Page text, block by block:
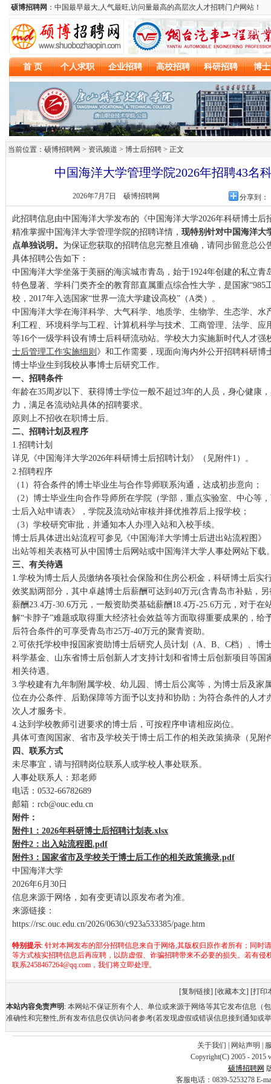
当前位置：硕博招聘网 > 资讯频道 > 博士后招聘 > 正文
中国海洋大学管理学院2026年招聘43名
2026年7月7日 硕博招聘网 分享到：
此招聘信息由中国海洋大学发布的《中国海洋大学2026年科研博士
精准掌握中国海洋大学管理学院的招聘详情， 现特别针对中国海洋大
点单独说明。 为保证您获取的招聘信息完整且准确，请同步留意总公
具体招聘公告如下：
中国海洋大学坐落于美丽的海滨城市青岛，始于1924年创建的私立青
特色显著、学科门类齐全的教育部直属重点综合性大学，是国家“985
校，2017年入选国家“世界一流大学建设高校”（A类）。
中国海洋大学在海洋科学、大气科学、地质学、生物学、生态学、水
利工程、环境科学与工程、计算机科学与技术、工商管理、法学、应
等16个一级学科设有博士后科研流动站。学校大力实施新时代人才强
士后管理工作实施细则 》和工作需要，现面向海内外公开招聘科研博
博士毕业生到我校从事博士后研究工作。
一、招聘条件
年龄在35周岁以下、获得博士学位一般不超过3年的人员，身心健康
力，满足各流动站具体的招聘要求。
原则上不招收在职博士后。
二、招聘计划及程序
1.招聘计划
详见《中国海洋大学2026年科研博士后招聘计划》（见附件1）。
2.招聘程序
（1）符合条件的博士毕业生与合作导师联系沟通，达成初步意向；
（2）博士毕业生向合作导师所在学院（学部，重点实验室、中心等
士后入站申请表》，学院及流动站审核并择优推荐后上报学校；
（3）学校研究审批，并通知本人办理入站和入校手续。
博士后具体进出站流程可参见《中国海洋大学博士后进出站流程图》
出站等相关表格可从中国博士后网站或中国海洋大学人事处网站下载
三、有关待遇
1.学校为博士后人员缴纳各项社会保险和住房公积金，科研博士后实
效奖励两部分，其中卓越博士后薪酬可达到40万元(含青岛市补贴，
薪酬23.4万-30.6万元，一般资助类基础薪酬18.4万-25.6万元，对于在
解“卡脖子”难题或取得重大经济社会效益等方面取得重要成果的，给
后符合条件的可享受青岛市25万-40万元的聚青资助。
2.可依托学校申报国家资助博士后研究人员计划（A、B、C档）、博
科学基金、山东省博士后创新人才支持计划和省博士后创新项目等国
相关待遇。
3.学校建有九年制附属学校、幼儿园、博士后公寓等，为博士后及家
位在办公条件、后勤保障等方面予以支持和协助；为符合条件的人才
次人才服务卡。
4.达到学校教师引进要求的博士后，可按程序申请相应岗位。
具体可查阅国家、省市及学校关于博士后工作的相关政策摘录（见附
四、联系方式
未尽事宜，请与招聘岗位联系人或学校人事处联系。
人事处联系人：郑老师
电话：0532-66782689
邮箱：rcb@ouc.edu.cn
附件：
附件1：2026年科研博士后招聘计划表.xlsx
附件2：出入站流程图.pdf
附件3：国家省市及学校关于博士后工作的相关政策摘录.pdf
中国海洋大学
2026年6月30日
信息来源于网络，如有变更请以原发布者为准。
来源链接：
https://rsc.ouc.edu.cn/2026/0630/c923a533385/page.htm
特别提示: 针对本网发布的部分招聘信息来自于网络,其版权归原作者所有；同时
等方式核实招聘信息后再应聘，以防虚假、诈骗招聘带来不必要的损失。若有侵
联系2458467264@qq.com，我们将立即处理。
[复制链接] [收藏本文] [打印
本站内容免责声明 : 本网站不保证所有个人、单位或来源于网络等其它发布信息（
准确性和完整性,所有发布信息仅供访问者参考(若发现虚假或错误信息接到通知或
关于我们 网站声明
Copyright(C) 2005 - 2015
硕博招聘网
客服电话：0839-5253278 E-